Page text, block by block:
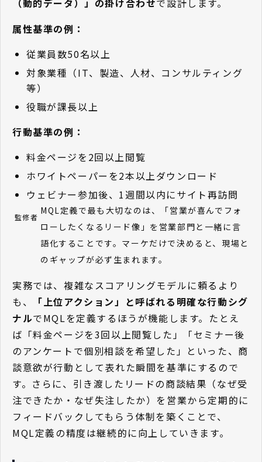
（動的データ）」の掛け合わせで設計します。
属性基準の例：
従業員数50名以上
対象業種（IT、製造、人材、コンサルティング
等）
役職が課長以上
行動基準の例：
料金ページを2回以上閲覧
ホワイトペーパーを2本以上ダウンロード
ウェビナー参加後、1週間以内にサイト再訪問
監修者
MQL定義で最も大切なのは、「営業が喜んでフォ
ローしたくなるリード像」を営業部門と一緒に言
語化することです。マーケだけで決めると、現場と
のギャップが必ず生まれます。
実務では、複雑なスコアリングモデルに頼るより
も、
「上位アクション」と呼ばれる明確な行動シグ
ナルでMQLを定義するほうが機能します。たとえ
ば「料金ページを3回以上閲覧した」「セミナー後
のアンケートで個別相談を希望した」といった、商
談意欲が行動として表れた瞬間を基準にするので
す。さらに、引き渡したリードの商談結果（なぜ受
注できたか・なぜ失注したか）を営業から定期的に
フィードバックしてもらう体制を築くことで、
MQL定義の精度は継続的に向上していきます。